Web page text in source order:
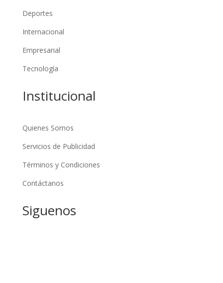
Deportes
Internacional
Empresarial
Tecnología
Institucional
Quienes Somos
Servicios de Publicidad
Términos y Condiciones
Contáctanos
Siguenos